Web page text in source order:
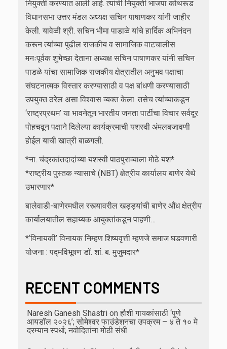
नियुक्ती करण्यात आली आहे. त्यांची नियुक्ती भाजपा कोथरूड
विधानसभा उत्तर मंडल अध्यक्ष सचिन पाषाणकर यांनी जाहीर
केली. यावेळी श्री. सचिन भीमा पाडाळे यांचे हार्दिक अभिनंदन
करून त्यांच्या पुढील राजकीय व सामाजिक वाटचालीस
मनःपूर्वक शुभेच्छा देताना अध्यक्ष सचिन पाषाणकर यांनी सचिन
पाडळे यांचा सामाजिक राजकीय क्षेत्रातील अनुभव पक्षाचा
संघटनात्मक विस्तार करण्यासाठी व पक्ष बांधणी करण्यासाठी
उपयुक्त ठरेल असा विश्वास व्यक्त केला. तसेच त्यांच्याकडून
‘राष्ट्रप्रथम’ या भावनेतून भारतीय जनता पार्टीचा विचार सर्वदूर
पोहचवून पक्षाने दिलेल्या कार्यक्रमाची यशस्वी अंमलबजावणी
होईल याची खात्री बाळगली.
*ना. चंद्रकांतदादांच्या यशस्वी पाठपुराव्याला मोठे यश*
*राष्ट्रीय पुस्तक न्यासाचे (NBT) क्षेत्रीय कार्यालय बाणेर येथे
उभारणार*
बालेवाडी-बाणेरमधील रस्त्यावरील खड्ड्यांची बाणेर औंध क्षेत्रीय
कार्यालयातील सहाय्यक आयुक्तांकडून पाहणी…
*‘विनायकी’ विनायक निम्हण शिष्यवृत्ती म्हणजे समाज घडवणारी
योजना : पद्मविभूषण डॉ. शां. ब. मुजुमदार*
RECENT COMMENTS
Naresh Ganesh Shastri on हौशी गायकांसाठी ‘पुणे
आयडॉल २०२६’; सोमेश्वर फाउंडेशनचा उपक्रम – ४ ते १० मे
दरम्यान स्पर्धा; नवोदितांना मोठी संधी